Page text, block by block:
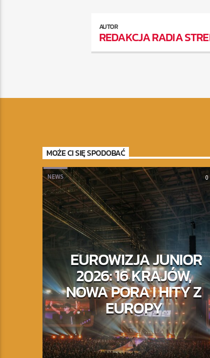
AUTOR
REDAKCJA RADIA
MOŻE CI SIĘ SPODOBAĆ
NEWS 0
EUROWIZJA JUNIOR
2026: 16 KRAJÓW,
NOWA PORA I HITY Z
EUROPY